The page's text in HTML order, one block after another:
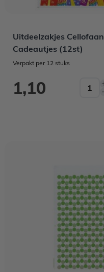
Uitdeelzakjes Cellofaan
Cadeautjes (12st)
Verpakt per 12 stuks
1,10